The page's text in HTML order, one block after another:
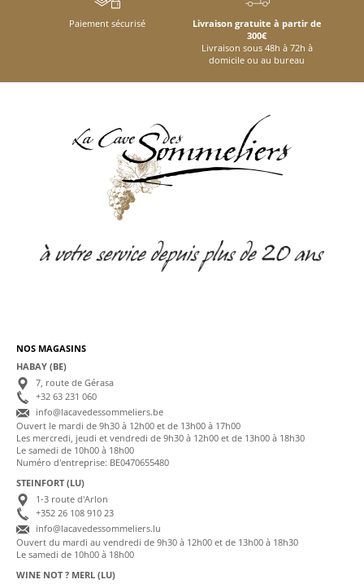
Paiement sécurisé
Livraison gratuite à partir de
300€
Livraison sous 48h à 72h à
domicile ou au bureau
NOS MAGASINS
HABAY (BE)
7, route de Gérasa
+32 63 231 060
info@lacavedessommeliers.be
Ouvert le mardi de 9h30 à 12h00 et de 13h00 à 17h00
Les mercredi, jeudi et vendredi de 9h30 à 12h00 et de 13h00 à 18h30
Le samedi de 10h00 à 18h00
Numéro d'entreprise: BE0470655480
STEINFORT (LU)
1-3 route d'Arlon
+352 26 108 910 23
info@lacavedessommeliers.lu
Ouvert du mardi au vendredi de 9h30 à 12h00 et de 13h00 à 18h30
Le samedi de 10h00 à 18h00
WINE NOT ? MERL (LU)